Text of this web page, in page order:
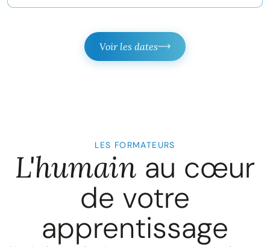
Voir les dates
LES FORMATEURS
L'humain au cœur
de votre
apprentissage